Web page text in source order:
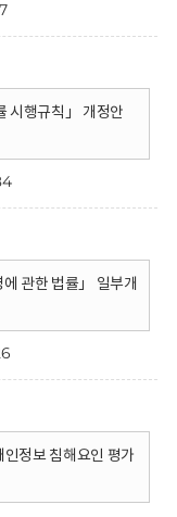
시행규칙」 개정안
관한 법률」 일부개
인정보 침해요인 평가